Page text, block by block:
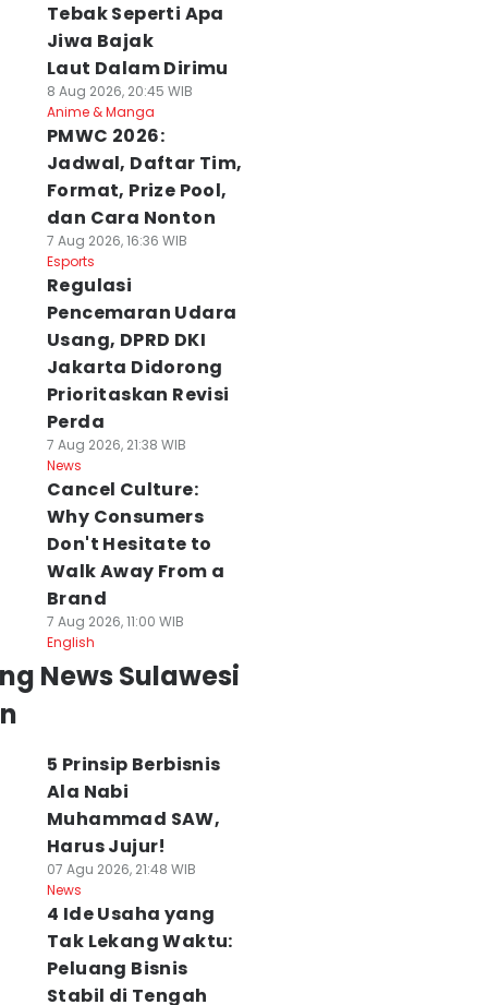
Tebak Seperti Apa
Jiwa Bajak
Laut Dalam Dirimu
8 Aug 2026, 20:45 WIB
Anime & Manga
PMWC 2026:
Jadwal, Daftar Tim,
Format, Prize Pool,
dan Cara Nonton
7 Aug 2026, 16:36 WIB
Esports
Regulasi
Pencemaran Udara
Usang, DPRD DKI
Jakarta Didorong
Prioritaskan Revisi
Perda
7 Aug 2026, 21:38 WIB
News
Cancel Culture:
Why Consumers
Don't Hesitate to
Walk Away From a
Brand
7 Aug 2026, 11:00 WIB
English
News Sulawesi
5 Prinsip Berbisnis
Ala Nabi
Muhammad SAW,
Harus Jujur!
07 Agu 2026, 21:48 WIB
News
4 Ide Usaha yang
Tak Lekang Waktu:
Peluang Bisnis
Stabil di Tengah